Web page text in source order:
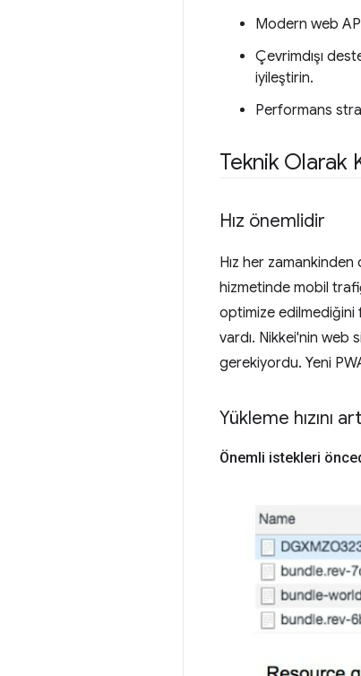
Modern web
Çevrimdışı
iyileştirin.
Performans
Teknik Olarak
Hız önemlidir
Hız her zamankinden
hizmetinde mobil
optimize edilmediğini
vardı. Nikkei'nin web
gerekiyordu. Yeni
Yükleme hızını
Önemli istekleri